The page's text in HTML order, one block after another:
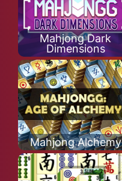
Mahjong Dark
Dimensions
Mahjong Alchemy